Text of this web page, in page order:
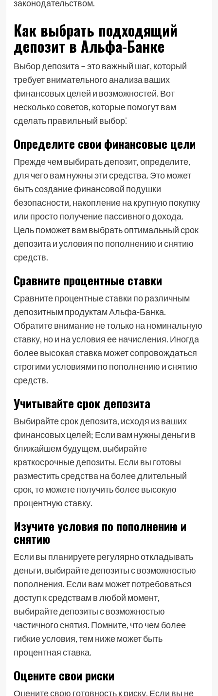
законодательством.
Как выбрать подходящий
депозит в Альфа-Банке
Выбор депозита – это важный шаг, который
требует внимательного анализа ваших
финансовых целей и возможностей. Вот
несколько советов, которые помогут вам
сделать правильный выбор⁚
Определите свои финансовые цели
Прежде чем выбирать депозит, определите,
для чего вам нужны эти средства. Это может
быть создание финансовой подушки
безопасности, накопление на крупную покупку
или просто получение пассивного дохода.
Цель поможет вам выбрать оптимальный срок
депозита и условия по пополнению и снятию
средств.
Сравните процентные ставки
Сравните процентные ставки по различным
депозитным продуктам Альфа-Банка.
Обратите внимание не только на номинальную
ставку, но и на условия ее начисления. Иногда
более высокая ставка может сопровождаться
строгими условиями по пополнению и снятию
средств.
Учитывайте срок депозита
Выбирайте срок депозита, исходя из ваших
финансовых целей; Если вам нужны деньги в
ближайшем будущем, выбирайте
краткосрочные депозиты. Если вы готовы
разместить средства на более длительный
срок, то можете получить более высокую
процентную ставку.
Изучите условия по пополнению и
снятию
Если вы планируете регулярно откладывать
деньги, выбирайте депозиты с возможностью
пополнения. Если вам может потребоваться
доступ к средствам в любой момент,
выбирайте депозиты с возможностью
частичного снятия. Помните, что чем более
гибкие условия, тем ниже может быть
процентная ставка.
Оцените свои риски
Оцените свою готовность к риску. Если вы не